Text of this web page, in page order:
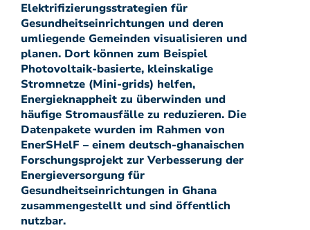
Elektrifizierungsstrategien für
Gesundheitseinrichtungen und deren
umliegende Gemeinden visualisieren und
planen. Dort können zum Beispiel
Photovoltaik-basierte, kleinskalige
Stromnetze (Mini-grids) helfen,
Energieknappheit zu überwinden und
häufige Stromausfälle zu reduzieren. Die
Datenpakete wurden im Rahmen von
EnerSHelF – einem deutsch-ghanaischen
Forschungsprojekt zur Verbesserung der
Energieversorgung für
Gesundheitseinrichtungen in Ghana
zusammengestellt und sind öffentlich
nutzbar.